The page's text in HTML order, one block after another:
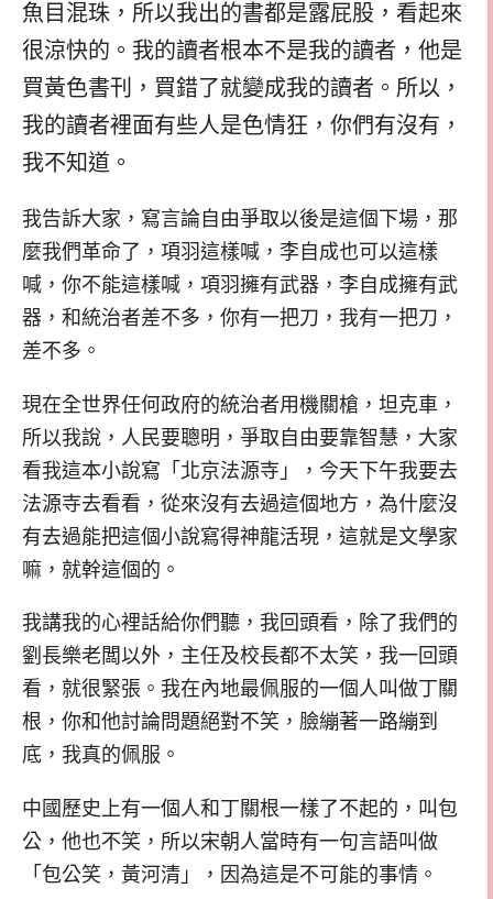
魚目混珠，所以我出的書都是露屁股，看起來
很涼快的。我的讀者根本不是我的讀者，他是
買黃色書刊，買錯了就變成我的讀者。所以，
我的讀者裡面有些人是色情狂，你們有沒有，
我不知道。
我告訴大家，寫言論自由爭取以後是這個下場，那
麼我們革命了，項羽這樣喊，李自成也可以這樣
喊，你不能這樣喊，項羽擁有武器，李自成擁有武
器，和統治者差不多，你有一把刀，我有一把刀，
差不多。
現在全世界任何政府的統治者用機關槍，坦克車，
所以我說，人民要聰明，爭取自由要靠智慧，大家
看我這本小說寫「北京法源寺」，今天下午我要去
法源寺去看看，從來沒有去過這個地方，為什麼沒
有去過能把這個小說寫得神龍活現，這就是文學家
嘛，就幹這個的。
我講我的心裡話給你們聽，我回頭看，除了我們的
劉長樂老闆以外，主任及校長都不太笑，我一回頭
看，就很緊張。我在內地最佩服的一個人叫做丁關
根，你和他討論問題絕對不笑，臉繃著一路繃到
底，我真的佩服。
中國歷史上有一個人和丁關根一樣了不起的，叫包
公，他也不笑，所以宋朝人當時有一句言語叫做
「包公笑，黃河清」，因為這是不可能的事情。